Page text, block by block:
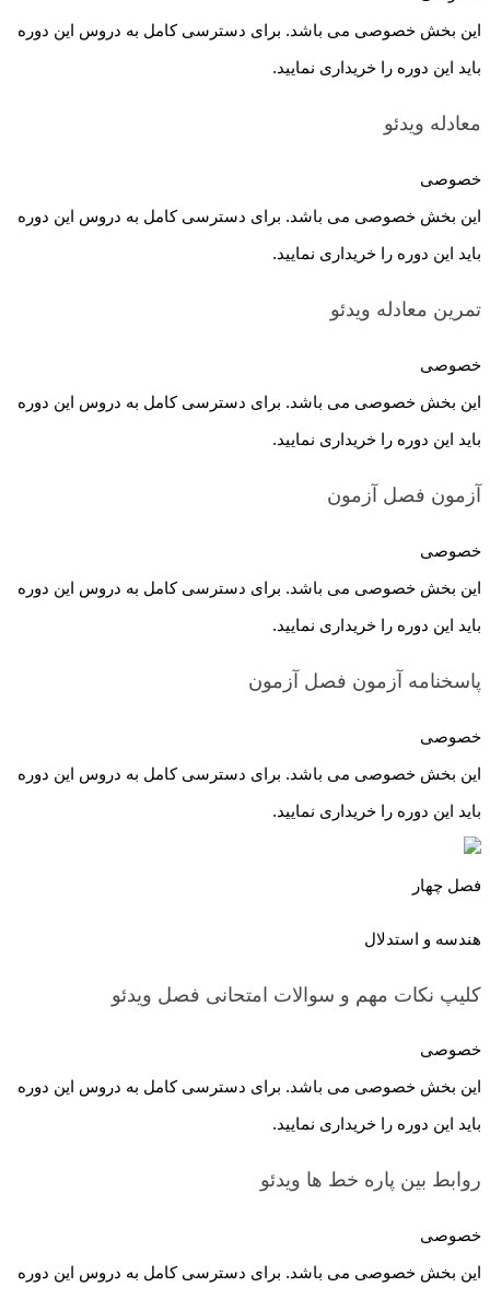
این بخش خصوصی می باشد. برای دسترسی کامل به دروس این دوره
باید این دوره را خریداری نمایید.
معادله ویدئو
خصوصی
این بخش خصوصی می باشد. برای دسترسی کامل به دروس این دوره
باید این دوره را خریداری نمایید.
تمرین معادله ویدئو
خصوصی
این بخش خصوصی می باشد. برای دسترسی کامل به دروس این دوره
باید این دوره را خریداری نمایید.
آزمون فصل آزمون
خصوصی
این بخش خصوصی می باشد. برای دسترسی کامل به دروس این دوره
باید این دوره را خریداری نمایید.
پاسخنامه آزمون فصل آزمون
خصوصی
این بخش خصوصی می باشد. برای دسترسی کامل به دروس این دوره
باید این دوره را خریداری نمایید.
فصل چهار
هندسه و استدلال
کلیپ نکات مهم و سوالات امتحانی فصل ویدئو
خصوصی
این بخش خصوصی می باشد. برای دسترسی کامل به دروس این دوره
باید این دوره را خریداری نمایید.
روابط بین پاره خط ها ویدئو
خصوصی
این بخش خصوصی می باشد. برای دسترسی کامل به دروس این دوره